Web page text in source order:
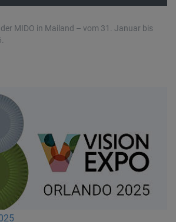
MIDO in Mailand – vom 31. Januar bis